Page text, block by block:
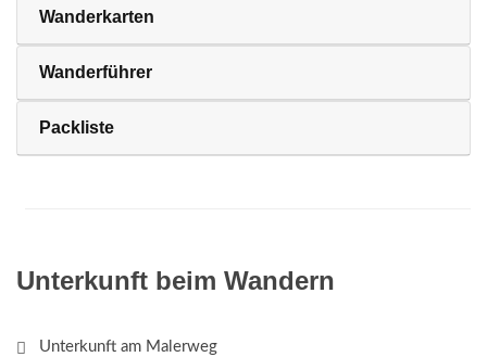
Wanderkarten
Wanderführer
Packliste
Unterkunft beim Wandern
Unterkunft am Malerweg